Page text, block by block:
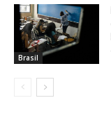
Brasil